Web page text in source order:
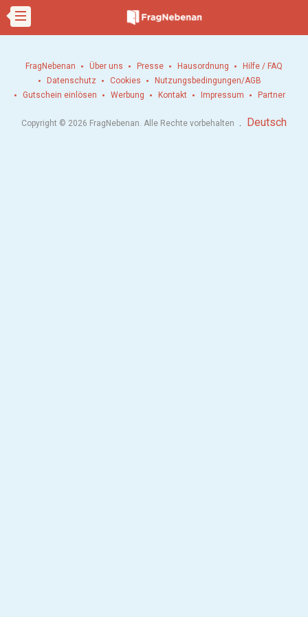
FragNebenan Über uns Presse Hausordnung
Hilfe / FAQ
Datenschutz
Cookies
Nutzungsbedingungen/AGB
Gutschein einlösen
Werbung Kontakt Impressum Partner
Copyright © 2026 FragNebenan. Alle Rechte vorbehalten . Deutsch